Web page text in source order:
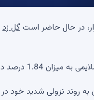
در حال حاضر استگل زد
بسیار پرنوسانی را رقم زدند.